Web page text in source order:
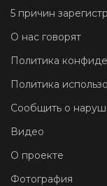
5 причин
О нас говорят
Политика
Политика
Сообщить о
Видео
О проекте
Фотография